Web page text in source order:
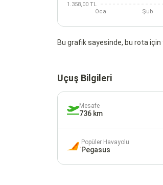
1.358,00 TL
Oca
Şub
Bu grafik sayesinde, bu rota için
Uçuş Bilgileri
Mesafe
736 km
Popüler Havayolu
Pegasus